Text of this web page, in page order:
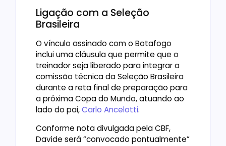
Ligação com a Seleção
Brasileira
O vínculo assinado com o Botafogo
inclui uma cláusula que permite que o
treinador seja liberado para integrar a
comissão técnica da Seleção Brasileira
durante a reta final de preparação para
a próxima Copa do Mundo, atuando ao
lado do pai,Carlo Ancelotti.
Conforme nota divulgada pela CBF,
Davide será “convocado pontualmente”